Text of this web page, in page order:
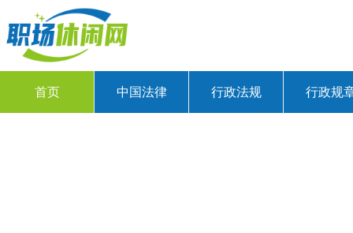
首页 中国法律 行政法规 行政规